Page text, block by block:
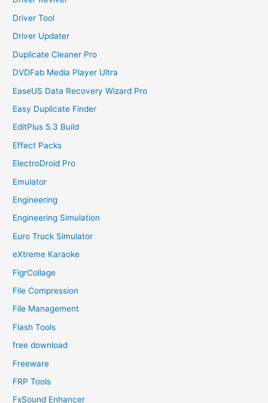
Driver Tool
Driver Updater
Duplicate Cleaner Pro
DVDFab Media Player Ultra
EaseUS Data Recovery Wizard Pro
Easy Duplicate Finder
EditPlus 5.3 Build
Effect Packs
ElectroDroid Pro
Emulator
Engineering
Engineering Simulation
Euro Truck Simulator
eXtreme Karaoke
FigrCollage
File Compression
File Management
Flash Tools
free download
Freeware
FRP Tools
FxSound Enhancer